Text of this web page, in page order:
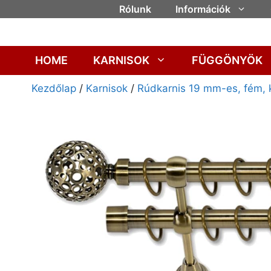
Rólunk Információk
HOME KARNISOK FÜGGÖNYÖK
Kezdőlap / Karnisok / Rúdkarnis 19 mm-es, fém,